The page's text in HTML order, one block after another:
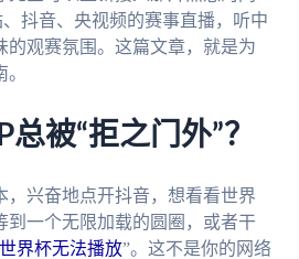
抖音、央视频的赛事直播，听中
的观赛氛围。这篇文章，就是为
被“拒之门外”？
，兴奋地点开抖音，想看看世界
到一个无限加载的圆圈，或者干
界杯无法播放”。这不是你的网络